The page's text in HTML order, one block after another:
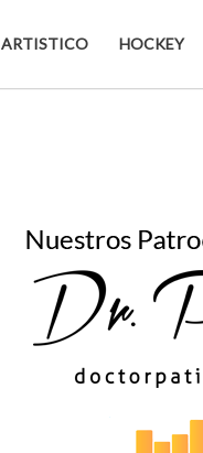
ARTISTICO HOCKEY